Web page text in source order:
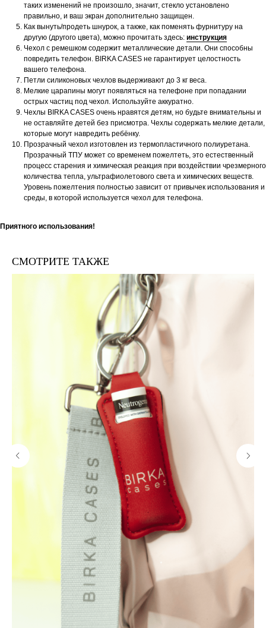
таких изменений не произошло, значит, стекло установлено
правильно, и ваш экран дополнительно защищен.
Как вынуть/продеть шнурок, а также, как поменять фурнитуру на
другую (другого цвета), можно прочитать здесь: инструкция
Чехол с ремешком содержит металлические детали. Они способны
повредить телефон. BIRKA CASES не гарантирует целостность
вашего телефона.
Петли силиконовых чехлов выдерживают до 3 кг веса.
Мелкие царапины могут появляться на телефоне при попадании
острых частиц под чехол. Используйте аккуратно.
Чехлы BIRKA CASES очень нравятся детям, но будьте внимательны и
не оставляйте детей без присмотра. Чехлы содержать мелкие детали,
которые могут навредить ребёнку.
Прозрачный чехол изготовлен из термопластичного полиуретана.
Прозрачный ТПУ может со временем пожелтеть, это естественный
процесс старения и химическая реакция при воздействии чрезмерного
количества тепла, ультрафиолетового света и химических веществ.
Уровень пожелтения полностью зависит от привычек использования и
среды, в которой используется чехол для телефона.
Приятного использования!
СМОТРИТЕ ТАКЖЕ